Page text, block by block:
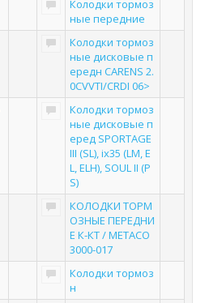
Колодки тормоз
ные передние
Колодки тормоз
ные дисковые п
ередн CARENS 2.
0CVVTI/CRDI 06>
Колодки тормоз
ные дисковые п
еред SPORTAGE
III (SL), ix35 (LM, E
L, ELH), SOUL II (P
S)
КОЛОДКИ ТОРМ
ОЗНЫЕ ПЕРЕДНИ
Е К-КТ / METACO
3000-017
Колодки тормоз
н